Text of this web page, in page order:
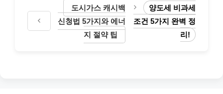
도시가스 캐시백
신청법 5가지와 에너
지 절약 팁
양도세 비과세
조건 5가지 완벽 정
리!